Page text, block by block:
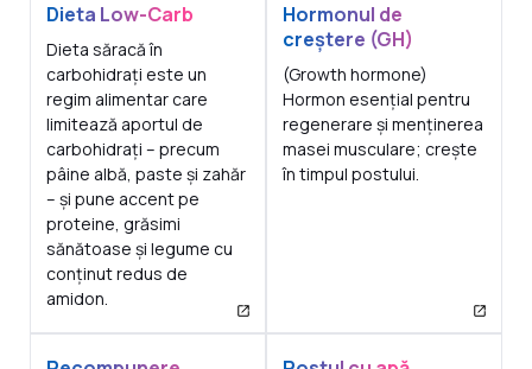
Dieta Low-Carb
Dieta săracă în
carbohidrați este un
regim alimentar care
limitează aportul de
carbohidrați – precum
pâine albă, paste și zahăr
– și pune accent pe
proteine, grăsimi
sănătoase și legume cu
conținut redus de
amidon.
Hormonul de
creștere (GH)
(Growth hormone)
Hormon esențial pentru
regenerare și menținerea
masei musculare; crește
în timpul postului.